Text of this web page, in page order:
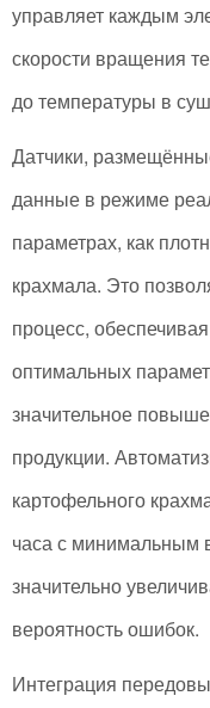
управляет каждым
скорости вращения
до температуры в
Датчики,
данные в режиме
параметрах, как
крахмала. Это
процесс,
оптимальных
значительное
продукции.
картофельного
часа с минимальным
значительно
вероятность ошибок.
Интеграция